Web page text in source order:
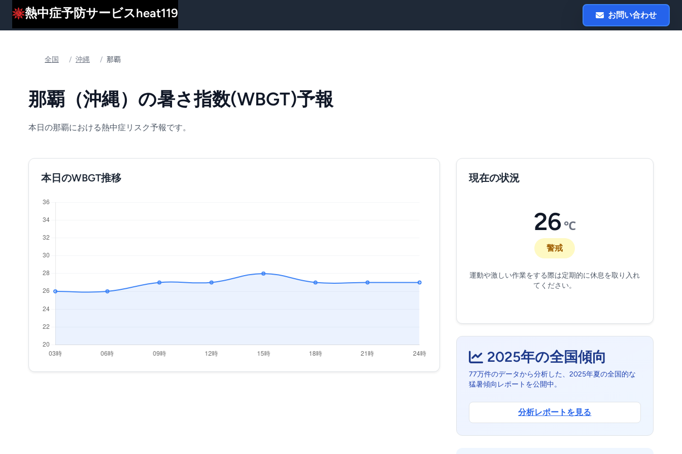
熱中症予防サービスheat119 お問い合わせ
全国 / 沖縄 / 那覇
那覇（沖縄）の暑さ指数(WBGT)予報
本日の那覇における熱中症リスク予報です。
本日のWBGT推移 現在の状況
26 ℃
警戒
運動や激しい作業をする際は定期的に休息を取り入れ
てください。
2025年の全国傾向
77万件のデータから分析した、2025年夏の全国的な
猛暑傾向レポートを公開中。
分析レポートを見る